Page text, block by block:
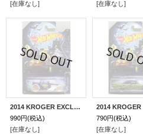
[在庫なし]
[在庫なし]
2014 KROGER EXCLUSIVE HALLOWEEN 【BONE SHAKER】 PURPLE/O5
990円(税込)
[在庫なし]
790円(税込)
[在庫なし]